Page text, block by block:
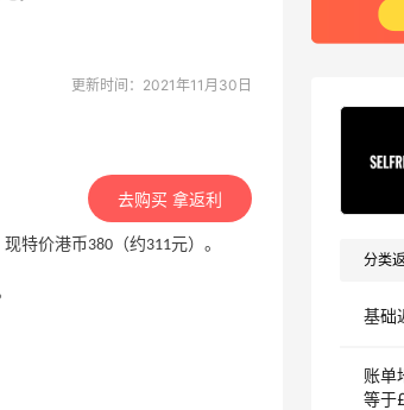
更新时间：2021年11月30日
去购买 拿返利
特价港币380（约311元）。
分类
基础
账单
等于